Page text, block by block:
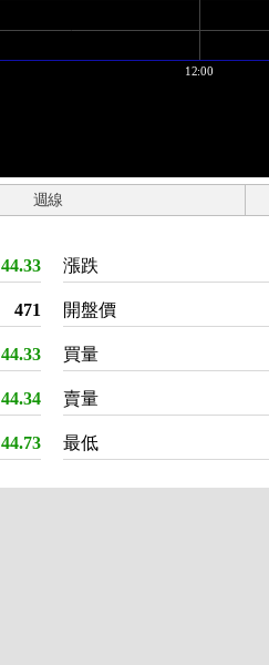
週線
44.33
471
44.33
44.34
44.73
漲跌
開盤價
買量
賣量
最低